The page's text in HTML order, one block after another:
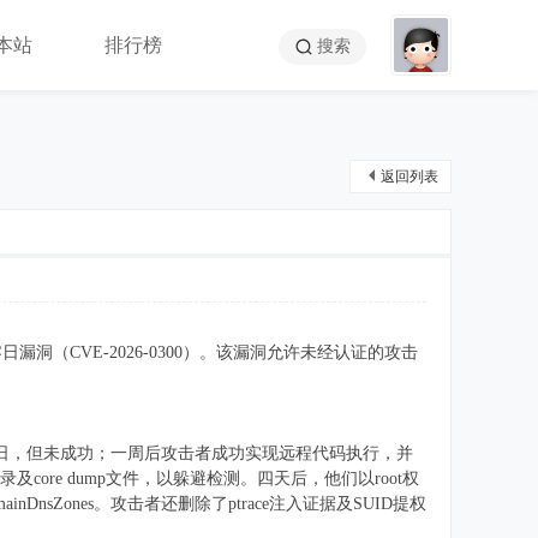
站 排行榜 搜索
返回列表
漏洞（CVE-2026-0300）。该漏洞允许未经认证的攻击
，但未成功；一周后攻击者成功实现远程代码执行，并
及core dump文件，以躲避检测。四天后，他们以root权
。攻击者还删除了ptrace注入证据及SUID提权